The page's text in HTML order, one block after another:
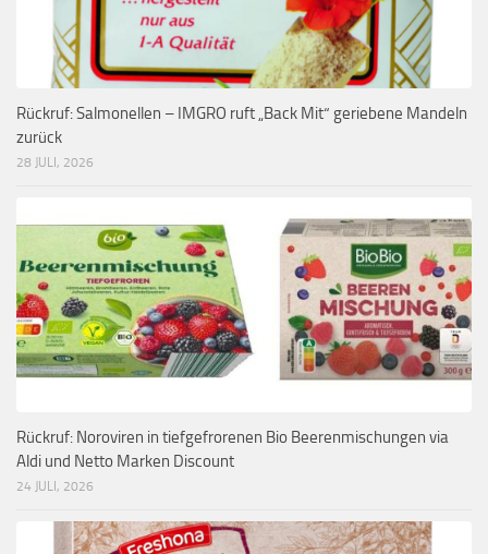
Rückruf: Salmonellen – IMGRO ruft „Back Mit“ geriebene Mandeln
zurück
28 JULI, 2026
Rückruf: Noroviren in tiefgefrorenen Bio Beerenmischungen via
Aldi und Netto Marken Discount
24 JULI, 2026